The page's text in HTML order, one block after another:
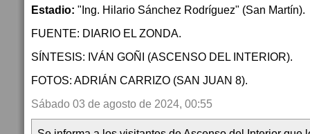
Estadio: "Ing. Hilario Sánchez Rodríguez" (San Martín).
FUENTE: DIARIO EL ZONDA.
SÍNTESIS: IVÁN GOÑI (ASCENSO DEL INTERIOR).
FOTOS: ADRIÁN CARRIZO (SAN JUAN 8).
Sábado 03 de agosto de 2024, 00:55